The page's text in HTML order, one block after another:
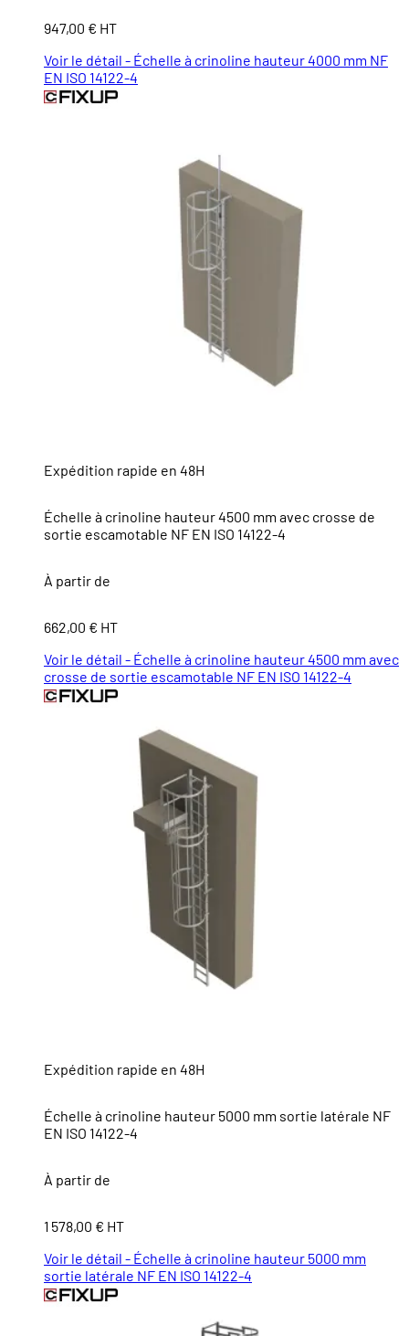
947,00 € HT
Voir le détail - Échelle à crinoline hauteur 4000 mm NF
EN ISO 14122-4
Expédition rapide en 48H
Échelle à crinoline hauteur 4500 mm avec crosse de
sortie escamotable NF EN ISO 14122-4
À partir de
662,00 € HT
Voir le détail - Échelle à crinoline hauteur 4500 mm avec
crosse de sortie escamotable NF EN ISO 14122-4
Expédition rapide en 48H
Échelle à crinoline hauteur 5000 mm sortie latérale NF
EN ISO 14122-4
À partir de
1 578,00 € HT
Voir le détail - Échelle à crinoline hauteur 5000 mm
sortie latérale NF EN ISO 14122-4